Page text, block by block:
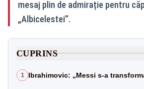
mesaj plin de admirație pentru
„Albicelestei”.
CUPRINS
1 Ibrahimovic: „Messi s-a